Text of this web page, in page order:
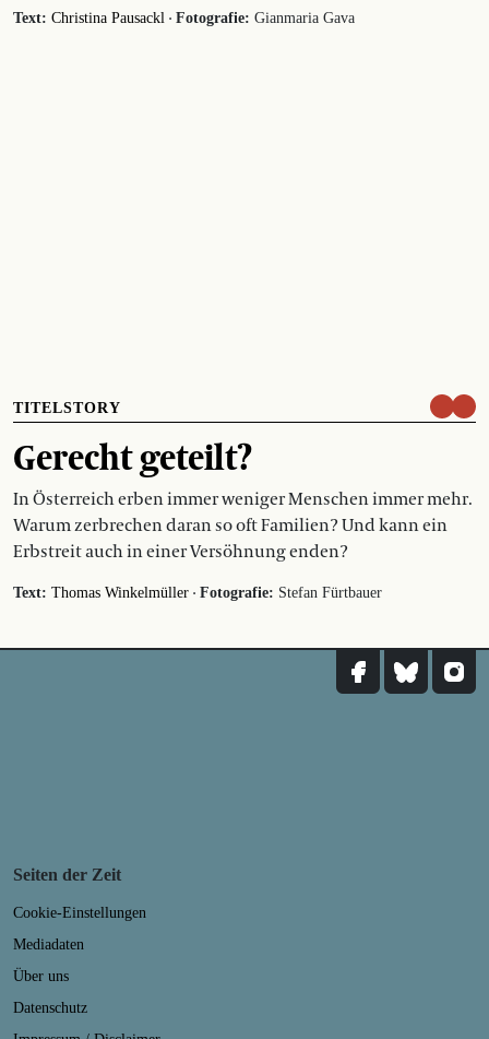
Text: Christina Pausackl · Fotografie: Gianmaria Gava
TITELSTORY
Gerecht geteilt?
In Österreich erben immer weniger Menschen immer mehr.
Warum zerbrechen daran so oft Familien? Und kann ein
Erbstreit auch in einer Versöhnung enden?
Text: Thomas Winkelmüller · Fotografie: Stefan Fürtbauer
Seiten der Zeit
Cookie-Einstellungen
Mediadaten
Über uns
Datenschutz